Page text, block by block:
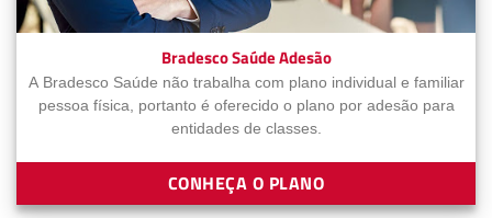
Bradesco Saúde Adesão
A Bradesco Saúde não trabalha com plano individual e familiar
pessoa física, portanto é oferecido o plano por adesão para
entidades de classes.
CONHEÇA O PLANO